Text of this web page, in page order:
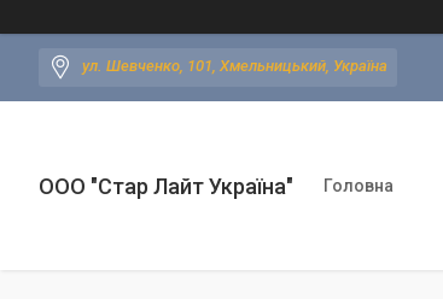
ул. Шевченко, 101, Хмельницький, Україна
ООО "Стар Лайт Україна" Головна